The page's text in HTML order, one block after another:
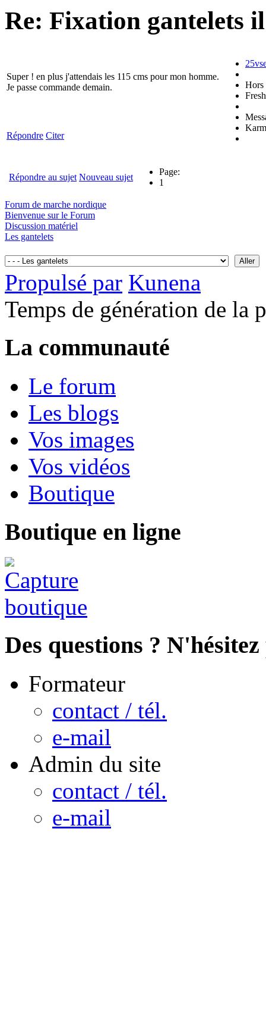
Re: Fixation gantelets
Super ! en plus j'attendais les 115 cms pour mon homme.
Je passe commande demain.
Hors
Répondre Citer
Répondre au sujet Nouveau sujet
Page:
1
Forum de marche nordique
Bienvenue sur le Forum
Discussion matériel
Les gantelets
Propulsé par Kunena
Temps de génération de la
La communauté
Le forum
Les blogs
Vos images
Vos vidéos
Boutique
Boutique en ligne
Des questions ?
Formateur
contact / tél.
e-mail
Admin du site
contact / tél.
e-mail